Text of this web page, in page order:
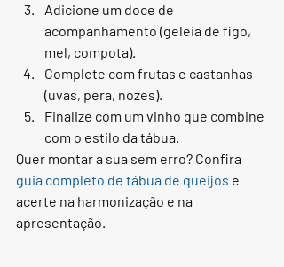
Adicione um doce de
acompanhamento (geleia de figo,
mel, compota).
Complete com frutas e castanhas
(uvas, pera, nozes).
Finalize com um vinho que combine
com o estilo da tábua.
Quer montar a sua sem erro? Confira
guia completo de tábua de queijos e
acerte na harmonização e na
apresentação.